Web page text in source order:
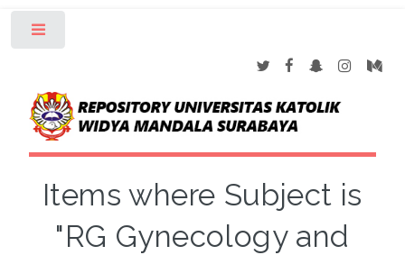
Items where Subject is
"RG Gynecology and